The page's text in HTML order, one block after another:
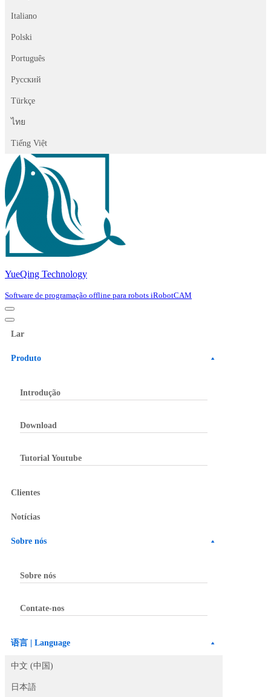
Italiano
Polski
Português
Русский
Türkçe
ไทย
Tiếng Việt
YueQing Technology
Software de programação offline para robots iRobotCAM
Navigation
Menu
Navigation
Menu
Lar
Produto
Introdução
Download
Tutorial Youtube
Clientes
Notícias
Sobre nós
Sobre nós
Contate-nos
语言 | Language
中文 (中国)
日本語